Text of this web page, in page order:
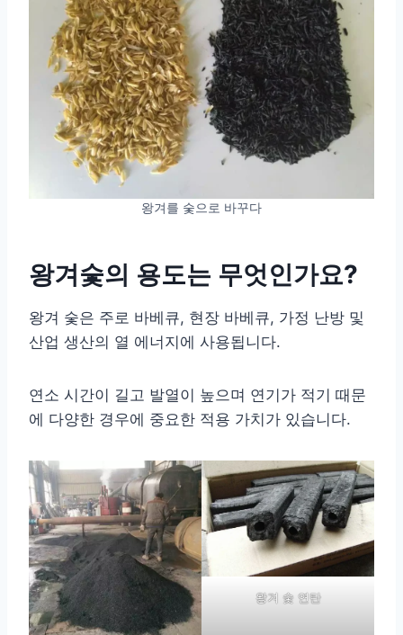
왕겨를 숯으로 바꾸다
왕겨숯의 용도는 무엇인가요?
왕겨 숯은 주로 바베큐, 현장 바베큐, 가정 난방 및
산업 생산의 열 에너지에 사용됩니다.
연소 시간이 길고 발열이 높으며 연기가 적기 때문
에 다양한 경우에 중요한 적용 가치가 있습니다.
왕겨 숯 연탄